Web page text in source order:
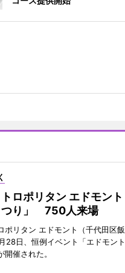
ロポリタン エドモント
つり」 750人来場
ポリタン エドモント（千代田区飯
28日、恒例イベント「エドモント
開催された。